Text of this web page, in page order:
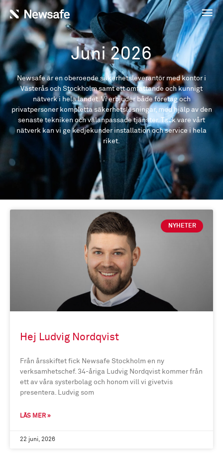
Juni 2026
Newsafe är en oberoende säkerhetsleverantör med kontor i
Västerås och Stockholm samt ett omfattande och kunnigt
nätverk i hela landet. Vi erbjuder både företag och
privatpersoner kompletta säkerhetslösningar, med hjälp av den
senaste tekniken och välanpassade tjänster. Tack vare vårt
nätverk kan vi ge kedjekunder installation och service i hela
riket.
NYHETER
Hej Ludvig Nordqvist
Från årsskiftet fick Newsafe Stockholm en ny
verksamhetschef. 34-åriga Ludvig Nordqvist kommer från
ett av våra systerbolag och honom vill vi givetvis
presentera. Ludvig som
LÄS MER »
22 juni, 2026